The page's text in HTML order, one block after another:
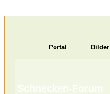
Portal
Schnecken-Forum